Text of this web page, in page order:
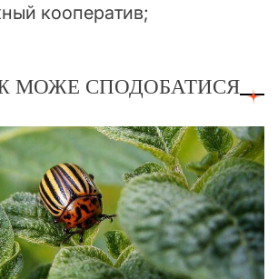
кооператив;
МОЖЕ СПОДОБАТИСЯ